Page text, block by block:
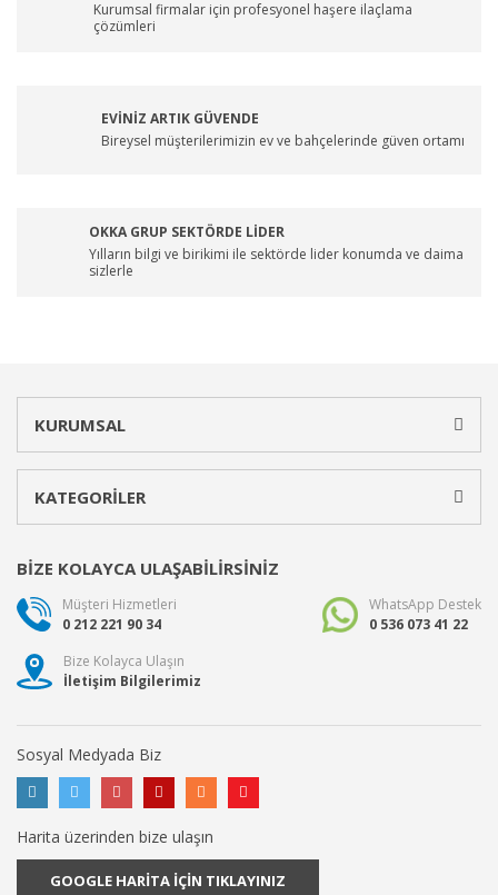
Kurumsal firmalar için profesyonel haşere ilaçlama
çözümleri
EVİNİZ ARTIK GÜVENDE
Bireysel müşterilerimizin ev ve bahçelerinde güven ortamı
OKKA GRUP SEKTÖRDE LİDER
Yılların bilgi ve birikimi ile sektörde lider konumda ve daima
sizlerle
KURUMSAL
KATEGORİLER
BİZE KOLAYCA ULAŞABİLİRSİNİZ
Müşteri Hizmetleri
0 212 221 90 34
WhatsApp Destek
0 536 073 41 22
Bize Kolayca Ulaşın
İletişim Bilgilerimiz
Sosyal Medyada Biz
Harita üzerinden bize ulaşın
GOOGLE HARİTA İÇİN TIKLAYINIZ